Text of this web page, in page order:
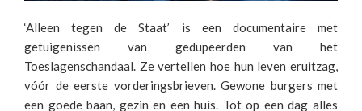
‘Alleen tegen de Staat’ is een documentaire met
getuigenissen van gedupeerden van het
Toeslagenschandaal. Ze vertellen hoe hun leven eruitzag,
vóór de eerste vorderingsbrieven. Gewone burgers met
een goede baan, gezin en een huis. Tot op een dag alles